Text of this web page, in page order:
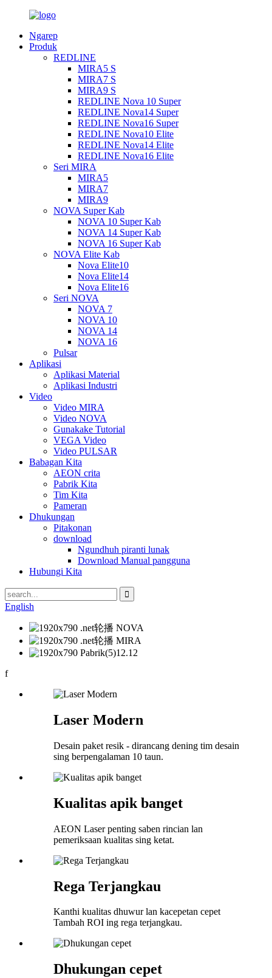
Ngarep
Produk
REDLINE
MIRA5 S
MIRA7 S
MIRA9 S
REDLINE Nova 10 Super
REDLINE Nova14 Super
REDLINE Nova16 Super
REDLINE Nova10 Elite
REDLINE Nova14 Elite
REDLINE Nova16 Elite
Seri MIRA
MIRA5
MIRA7
MIRA9
NOVA Super Kab
NOVA 10 Super Kab
NOVA 14 Super Kab
NOVA 16 Super Kab
NOVA Elite Kab
Nova Elite10
Nova Elite14
Nova Elite16
Seri NOVA
NOVA 7
NOVA 10
NOVA 14
NOVA 16
Pulsar
Aplikasi
Aplikasi Material
Aplikasi Industri
Video
Video MIRA
Video NOVA
Gunakake Tutorial
VEGA Video
Video PULSAR
Babagan Kita
AEON crita
Pabrik Kita
Tim Kita
Pameran
Dhukungan
Pitakonan
download
Ngundhuh piranti lunak
Download Manual pangguna
Hubungi Kita
English
f
Laser Modern
Desain paket resik - dirancang dening tim desain
sing berpengalaman 10 taun.
Kualitas apik banget
AEON Laser penting saben rincian lan
pemeriksaan kualitas sing ketat.
Rega Terjangkau
Kanthi kualitas dhuwur lan kacepetan cepet
Tambah ROI ing rega terjangkau.
Dhukungan cepet